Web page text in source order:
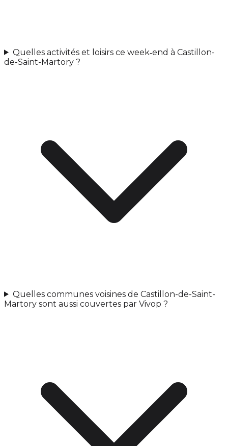
Quelles activités et loisirs ce week‑end à Castillon-
de-Saint-Martory ?
Quelles communes voisines de Castillon-de-Saint-
Martory sont aussi couvertes par Vivop ?